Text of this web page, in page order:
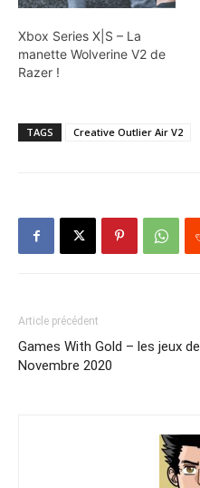
Xbox Series X|S – La
manette Wolverine V2 de
Razer !
TAGS Creative Outlier Air V2
Article précédent
Games With Gold – les jeux de
Novembre 2020